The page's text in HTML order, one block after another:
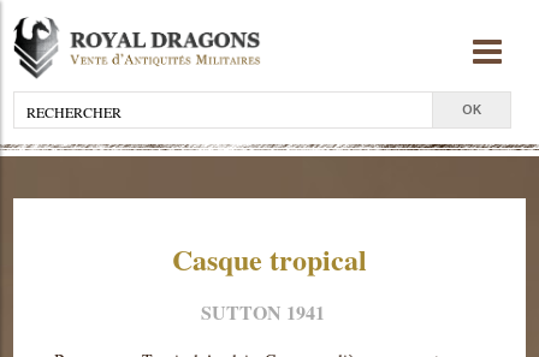
Casque tropical
SUTTON 1941